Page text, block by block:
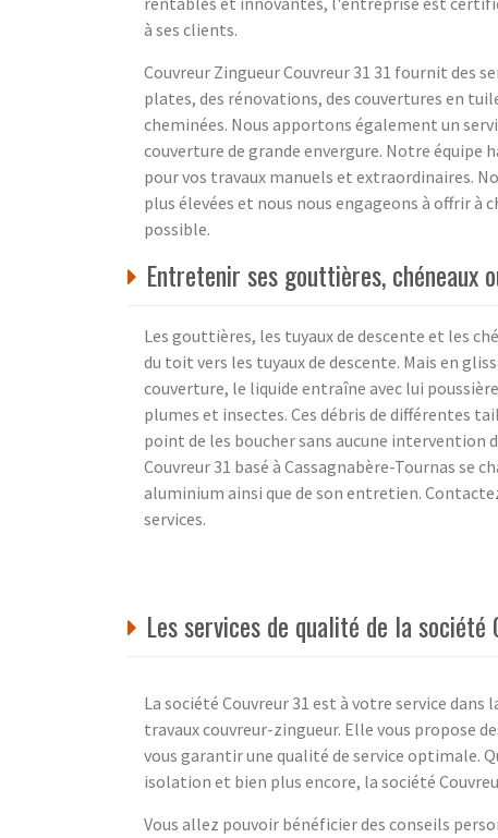
à ses clients.
Couvreur Zingueur Couvreur 31 31 fournit des
plates, des rénovations, des couvertures en
cheminées. Nous apportons également un
couverture de grande envergure. Notre équipe
pour vos travaux manuels et extraordinaires.
plus élevées et nous nous engageons à offrir
possible.
Entretenir ses gouttières, chéneaux
Les gouttières, les tuyaux de descente et les
du toit vers les tuyaux de descente. Mais en
couverture, le liquide entraîne avec lui
plumes et insectes. Ces débris de différentes
point de les boucher sans aucune intervention
Couvreur 31 basé à Cassagnabère-Tournas
aluminium ainsi que de son entretien.
services.
Les services de qualité de la société
La société Couvreur 31 est à votre service
travaux couvreur-zingueur. Elle vous propose
vous garantir une qualité de service optimale.
isolation et bien plus encore, la société
Vous allez pouvoir bénéficier des conseils